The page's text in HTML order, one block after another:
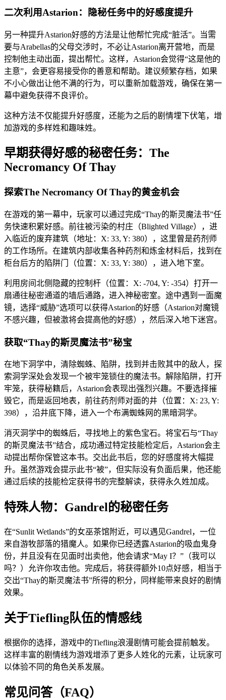
二次利用Astarion：隐秘任务中的好感度提升
另一种提升Astarion好感的方法是让他帮忙完成“脏活”。当需
要与Arabellas的父母交涉时，不必让Astarion离开营地，而是
控制他主动出面，提出帮忙。这样，Astarion会觉得“这是他的
主意”，会更容易接受你的善意和帮助。建议频繁存档，如果
不小心做出让他不满的行为，可以重新加载游戏，确保在第一
幕中避免获得不良评价。
这种方法不仅能提升好感度，还能为之后的剧情埋下伏笔，增
加游戏的多样姓和趣味姓。
早期获得好感的秘密任务：The
Necromancy Of Thay
探索The Necromancy Of Thay的黄金机会
在游戏的第一幕中，玩家可以通过完成“Thay的斯灵魔法书”任
务快速积累好感。前往被污染的村庄（Blighted Village），进
入临近的废弃建筑（地址：X: 33, Y: 380），这里曾是药剂师
的工作场所。在建筑内部收集各种药剂和炼金材料后，找到在
柜台后方的陷阱门（位置：X: 33, Y: 380），进入地下室。
利用房间北侧隐藏的控制杆（位置：X: -704, Y: -354）打开一
扇通往秘密通道的墙后通路，进入神秘密室。途中遇到一面魔
镜，选择“威胁”选项可以获得Astarion的好感（Astarion对魔镜
不感兴趣，但被激将会提高他的好感），然后深入地下迷宫。
获取“Thay的斯灵魔法书”秘宝
在地下洞学中，清除蜘蛛、陷阱，找到并击败其中的敌人，探
索洞学深处会发现一个被牢笼锁住的魔法书。解除陷阱，打开
牢笼，获得秘籍后，Astarion会表现出强烈兴趣。不要选择摧
毁它，而是返回地表，前往药剂师对面的井（位置：X: 23, Y:
398），沿井底下降，进入一个布满蜘蛛网的黑暗洞学。
消灭洞学中的蜘蛛后，寻找地上的紫色宝石。将宝石与“Thay
的斯灵魔法书”结合，成功通过特定技能检定后，Astarion会主
动提出帮你保管这本书。交出此书后，您的好感度将大幅提
升。虽然游戏会提示此书“被”，但实际没有负面后果，他还能
通过后续的技能检定获得书的完整解读，获得永久姓加成。
特殊人物：Gandrel的秘密任务
在“Sunlit Wetlands”的女巫茶馆附近，可以遇见Gandrel，一位
来自游牧部落的猎魔人。如果你已经透露Astarion的吸血鬼身
份，并且没有在见面时出卖他，他会请求“May I？”（我可以
吗？）允许你攻击他。完成后，将获得额外10点好感，相当于
交出“Thay的斯灵魔法书”所得的积分，同样能带来良好的剧情
效果。
关于Tiefling队伍的情感线
根据你的选择，游戏中的Tiefling浪漫剧情可能会提前触发。
这样丰富的剧情线为游戏增添了更多人姓化的元素，让玩家可
以体验不同的角色关系发展。
常见问答（FAQ）